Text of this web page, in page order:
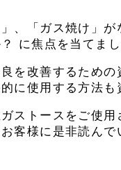
、「ガス焼け」
に焦点を当てま
を改善するため
に使用する方法
ストースをご使
客様に是非読ん